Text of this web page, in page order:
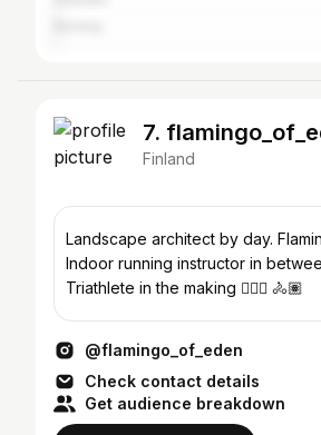
7.
Finland
Landscape architect by day.
Indoor running instructor in
Triathlete in the making 🏊🏼‍♂️ 🚴🏽
@flamingo_of_eden
Check contact details
Get audience breakdown